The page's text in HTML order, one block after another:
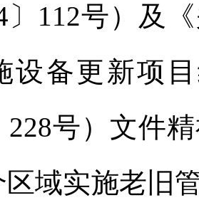
〕112号）及
设备更新项
228号）文件
区域实施老旧